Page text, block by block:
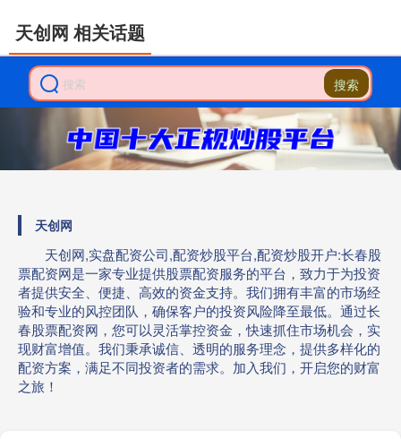
搜索
天创网
天创网,实盘配资公司,配资炒股平台,配资炒股开户:长春股
票配资网是一家专业提供股票配资服务的平台，致力于为投资
者提供安全、便捷、高效的资金支持。我们拥有丰富的市场经
验和专业的风控团队，确保客户的投资风险降至最低。通过长
春股票配资网，您可以灵活掌控资金，快速抓住市场机会，实
现财富增值。我们秉承诚信、透明的服务理念，提供多样化的
配资方案，满足不同投资者的需求。加入我们，开启您的财富
之旅！
天创网 相关话题